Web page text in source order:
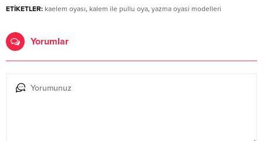
ETİKETLER: kaelem oyası, kalem ile pullu oya, yazma oyasi modelleri
Yorumlar